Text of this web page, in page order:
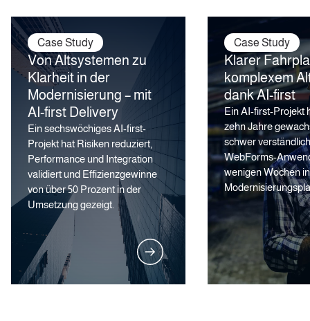
Case Study
Von Altsystemen zu
Klarheit in der
Modernisierung – mit
AI-first Delivery
Ein sechswöchiges AI-first-
Projekt hat Risiken reduziert,
Performance und Integration
validiert und Effizienzgewinne
von über 50 Prozent in der
Umsetzung gezeigt.
Case Study
Klarer
komplexem
dank AI-first
Ein AI-first-Projekt
zehn Jahre
schwer
WebForms-
wenigen Wochen